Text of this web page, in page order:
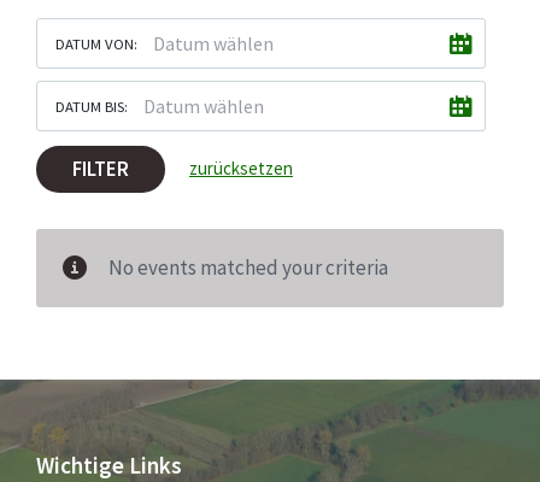
DATUM VON:
DATUM BIS:
FILTER zurücksetzen
No events matched your criteria
Wichtige Links